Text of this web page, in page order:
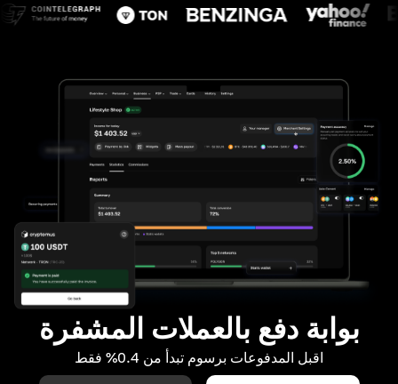
بوابة دفع بالعملات المشفرة
اقبل المدفوعات برسوم تبدأ من 0.4% فقط